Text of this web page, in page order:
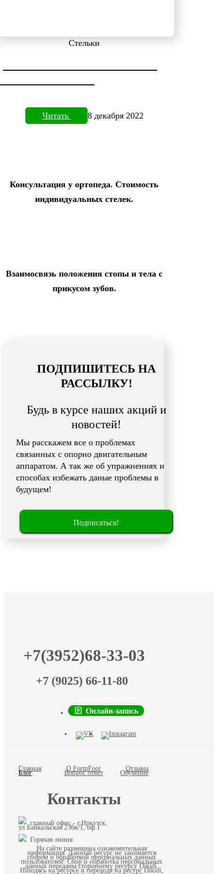
Стельки
Читать 8 декабря 2022
Консультация у ортопеда. Стоимость
индивидуальных стелек.
Взаимосвязь положения стопы и тела с
прикусом зубов.
ПОДПИШИТЕСЬ НА
РАССЫЛКУ!
Будь в курсе наших акций и
новостей!
Мы расскажем все о проблемах
связанных с опорно двигательным
аппаратом. А так же об упражнениях и
способах избежать даные проблемы в
будущем!
Подписаться!
+7(3952)68-33-03
+7 (9025) 66-11-80
Онлайн-запись
Главная О FormFoot Отзывы
Блог Вопрос ответ Обучение
Контакты
главный офис - г.Иркутск,
ул.Байкальская 236в/1, оф.1
Горячая линия
На сайте размещена ознакомительная
информация. Данный ресурс не занимается
сбором и обработкой персональных данных
пользователей. Сбор и обработка персональных
данных переданы стороннему ресурсу Dikidi.
Находясь на ресурсе и переходя на ресурс Dikidi,